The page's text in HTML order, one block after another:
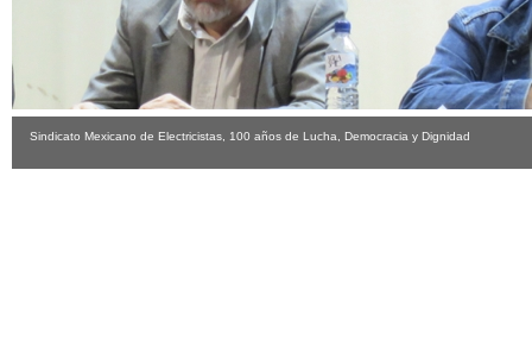
Sindicato Mexicano de Electricistas, 100 años de Lucha, Democracia y Dignidad